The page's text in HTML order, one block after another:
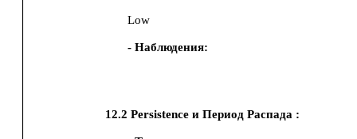
Low
- Наблюдения:
12.2 Persistence и Период Распада :